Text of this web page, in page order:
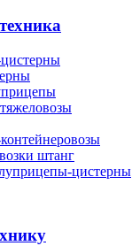
штанг
цистерны